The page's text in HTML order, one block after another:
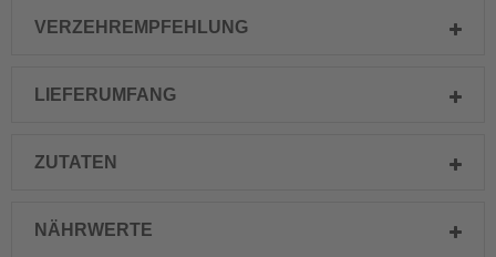
VERZEHREMPFEHLUNG
LIEFERUMFANG
ZUTATEN
NÄHRWERTE